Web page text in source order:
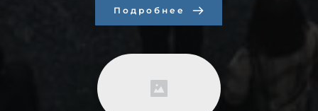
Подробнее